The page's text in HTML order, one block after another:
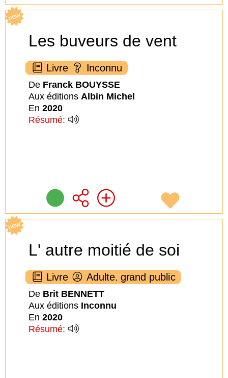
new
Les buveurs de vent
Livre Inconnu
De Franck BOUYSSE
Aux éditions Albin Michel
En 2020
Résumé:
new
L' autre moitié de soi
Livre Adulte. grand public
De Brit BENNETT
Aux éditions Inconnu
En 2020
Résumé: